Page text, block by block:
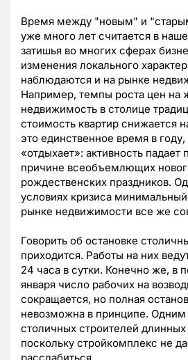
Время между "новым" и
уже много лет считается в
затишья во многих сферах
изменения локального
наблюдаются и на рынке
Например, темпы роста цен на
недвижимость в столице
стоимость квартир снижается
это единственное время в
«отдыхает»: активность падает
причине всеобъемлющих
рождественских праздников.
условиях кризиса
рынке недвижимости все же
Говорить об остановке
приходится. Работы на них
24 часа в сутки. Конечно же, в
января число рабочих на
сокращается, но полная
невозможна в принципе.
столичных строителей длинных
поскольку стройкомплекс не